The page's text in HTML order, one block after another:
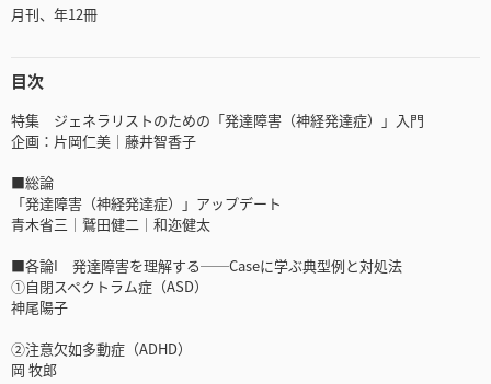
月刊、年12冊
目次
特集 ジェネラリストのための「発達障害（神経発達症）」入門
企画：片岡仁美│藤井智香子
■総論
「発達障害（神経発達症）」アップデート
青木省三│鷲田健二│和迩健太
■各論I 発達障害を理解する──Caseに学ぶ典型例と対処法
①自閉スペクトラム症（ASD）
神尾陽子
②注意欠如多動症（ADHD）
岡 牧郎